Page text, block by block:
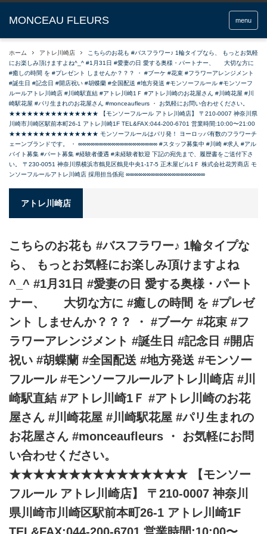
menu
ホーム アトレ川崎店
こちらのお花も #バスフラワー♪ 1輪タイプなら、 もっとお気軽
にお楽しみ頂けますよね^_^ #1月31日 #愛妻の日 愛する奥様・パートナー、 大切な方に
#癒しの時間 を #プレゼント しませんか？？？ ・ #ブーケ #花束 #フラワーアレンジメント
#誕生日 #記念日 #開店祝い #胡蝶蘭 #全国配送 #地方発送 #モンソーフルール #モンソーフ
ルールアトレ川崎店 #川崎駅直結 #アトレ川崎1Ｆ #アトレ川崎のお花屋さん #川崎花屋 #川
崎駅花屋 #パリ生まれのお花屋さん #monceaufleurs ・ お気軽にお問い合わせください。
★★★★★★★★★★★★★★★ 【モンソーフルール アトレ川崎店】 〒210-0007 神奈川県
川崎市川崎区駅前本町26-1 アトレ川崎1F TEL&FAX:044-200-6701 営業時間:10:00〜21:00
★★★★★★★★★★★★★★★ モンソーフルールはパリ発！ ヨーロッパ有数のフラワーチ
ェーンブランドです。 ・ ∞∞∞∞∞∞∞∞∞∞∞∞∞∞∞∞∞∞∞ #スタッフ募集中 #川崎 #求人 #アル
バイト募集 #パート募集 #経験者優遇 #未経験者歓迎 下記の宛先まで、履歴書をご送付下さ
い。 〒230-0051 神奈川県横浜市鶴見区鶴見中央1-17-5 正木屋ビル1Ｆ 株式会社花芳商店 モ
ンソーフルールアトレ川崎店 採用担当係宛 ∞∞∞∞∞∞∞∞∞∞∞∞∞∞∞∞∞∞∞
アトレ川崎店
こちらのお花も #バスフラワー♪ 1輪タイプな
ら、 もっとお気軽にお楽しみ頂けますよね
^_^ #1月31日 #愛妻の日 愛する奥様・パート
ナー、 大切な方に #癒しの時間 を #プレゼ
ント しませんか？？？ ・ #ブーケ #花束 #フ
ラワーアレンジメント #誕生日 #記念日 #開店
祝い #胡蝶蘭 #全国配送 #地方発送 #モンソー
フルール #モンソーフルールアトレ川崎店 #川
崎駅直結 #アトレ川崎1Ｆ #アトレ川崎のお花
屋さん #川崎花屋 #川崎駅花屋 #パリ生まれの
お花屋さん #monceaufleurs ・ お気軽にお問
い合わせください。
★★★★★★★★★★★★★★★ 【モンソー
フルール アトレ川崎店】 〒210-0007 神奈川
県川崎市川崎区駅前本町26-1 アトレ川崎1F